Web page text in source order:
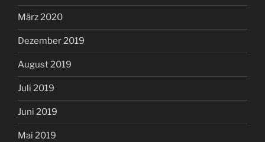
März 2020
Dezember 2019
August 2019
Juli 2019
Juni 2019
Mai 2019